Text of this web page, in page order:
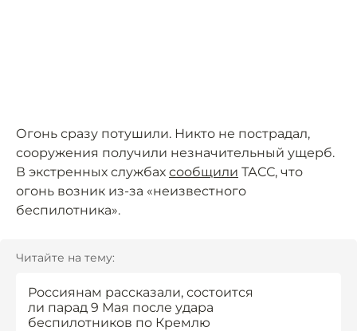
Огонь сразу потушили. Никто не пострадал,
сооружения получили незначительный ущерб.
В экстренных службах сообщили ТАСС, что
огонь возник из-за «неизвестного
беспилотника».
Читайте на тему:
Россиянам рассказали, состоится
ли парад 9 Мая после удара
беспилотников по Кремлю